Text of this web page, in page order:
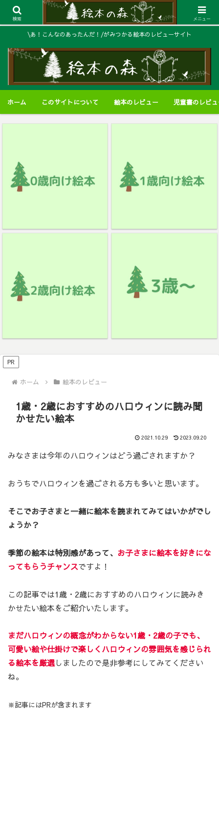
\あ！こんなのあったんだ！/がみつかる絵本のレビューサイト
ホーム このサイトについて 絵本のレビュー 児童書のレビ
PR
ホーム 絵本のレビュー
1歳・2歳におすすめのハロウィンに読み聞
かせたい絵本
2021.10.29 2023.09.20
みなさまは今年のハロウィンはどう過ごされますか？
おうちでハロウィンを過ごされる方も多いと思います。
そこでお子さまと一緒に絵本を読まれてみてはいかがでし
ょうか？
季節の絵本は特別感があって、 お子さまに絵本を好きにな
ってもらうチャンスですよ！
この記事では1歳・2歳におすすめのハロウィンに読みき
かせたい絵本をご紹介いたします。
まだハロウィンの概念がわからない1歳・2歳の子でも、
可愛い絵や仕掛けで楽しくハロウィンの雰囲気を感じられ
る絵本を厳選しましたので是非参考にしてみてください
ね。
※記事にはPRが含まれます
検索 メニュー